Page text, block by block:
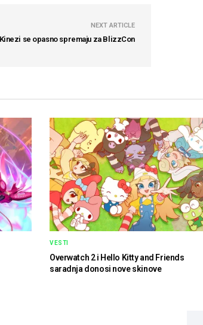
NEXT ARTICLE
Kinezi se opasno spremaju za BlizzCon
VESTI
Overwatch 2 i Hello Kitty and Friends
saradnja donosi nove skinove